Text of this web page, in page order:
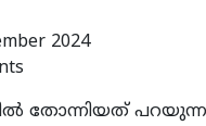
2024
തോന്നിയത് പറയുന്ന